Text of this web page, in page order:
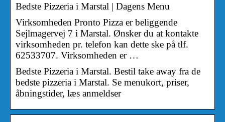
Bedste Pizzeria i Marstal | Dagens Menu
Virksomheden Pronto Pizza er beliggende
Sejlmagervej 7 i Marstal. Ønsker du at kontakte
virksomheden pr. telefon kan dette ske på tlf.
62533707. Virksomheden er …
Bedste Pizzeria i Marstal. Bestil take away fra de
bedste pizzeria i Marstal. Se menukort, priser,
åbningstider, læs anmeldser